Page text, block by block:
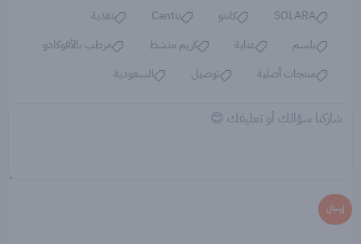
SOLARA
كانتو Cantu
تغذية
بلسم
عناية كريم منشط
مرطب بالأفوكادو
منتجات أصلية
توصيل السعودية
إرسال